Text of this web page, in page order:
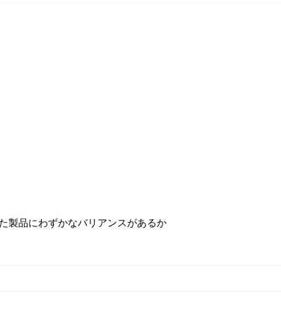
製品にわずかなバリアンスがあるか